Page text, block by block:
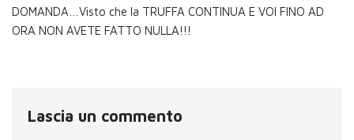
DOMANDA…Visto che la TRUFFA CONTINUA E VOI FINO AD
ORA NON AVETE FATTO NULLA!!!
Lascia un commento